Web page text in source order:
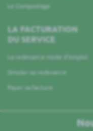
Le Compostage
LA FACTURATION
DU SERVICE
La redevance mode d’emploi
Simuler sa redevance
Payer sa facture